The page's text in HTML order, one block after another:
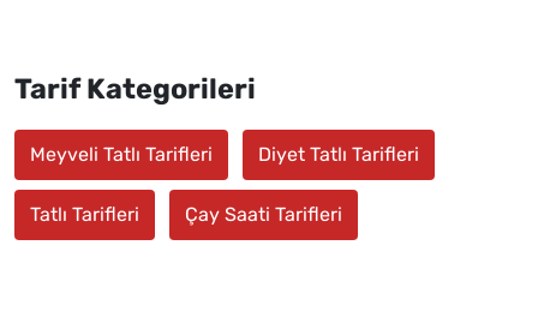
Tarif Kategorileri
Meyveli Tatlı Tarifleri Diyet Tatlı Tarifleri
Tatlı Tarifleri Çay Saati Tarifleri